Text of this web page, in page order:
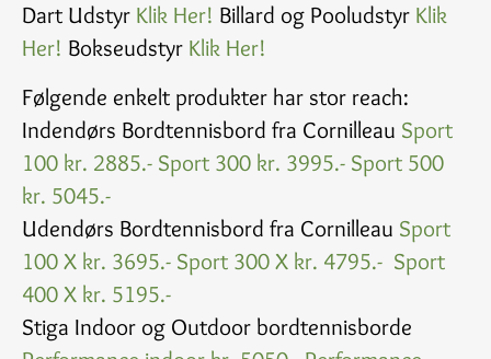
Dart Udstyr Klik Her! Billard og Pooludstyr Klik
Her! Bokseudstyr Klik Her!
Følgende enkelt produkter har stor reach:
Indendørs Bordtennisbord fra Cornilleau Sport
100 kr. 2885.- Sport 300 kr. 3995.- Sport 500
kr. 5045.-
Udendørs Bordtennisbord fra Cornilleau Sport
100 X kr. 3695.- Sport 300 X kr. 4795.- Sport
400 X kr. 5195.-
Stiga Indoor og Outdoor bordtennisborde